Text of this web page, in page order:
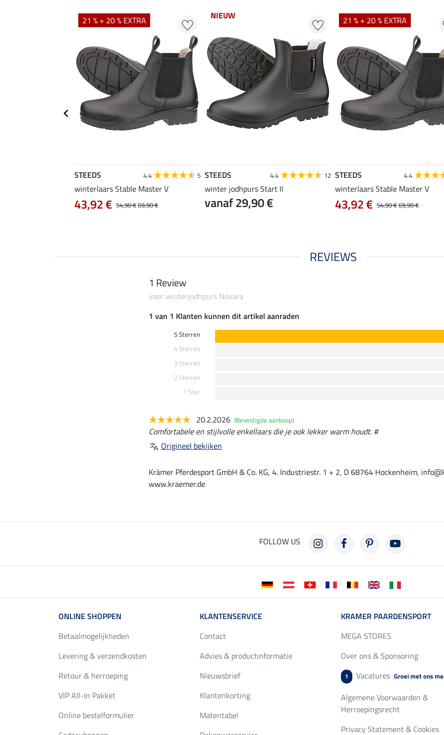
21 % + 20 % EXTRA
STEEDS 4.4 5
winterlaars Stable Master V
54,90 €69,90 €
43,92 €
NIEUW
STEEDS 4.4 12
winter jodhpurs Start II
vanaf 29,90 €
21 % + 20 % EXTRA
STEEDS 4.4
winterlaars Stable Master V
54,90 €69,90 €
43,92 €
REVIEWS
1 Review
voor winterjodhpurs Novara
1 van 1 Klanten kunnen dit artikel aanraden
5 Sterren
4 Sterren
3 Sterren
2 Sterren
1 Ster
20.2.2026 (Bevestigde aankoop)
Comfortabele en stijlvolle enkellaars die je ook lekker warm houdt. #
Origineel bekijken
Krämer Pferdesport GmbH & Co. KG, 4. Industriestr. 1 + 2, D 68764 Hockenheim,
www.kraemer.de
FOLLOW US
ONLINE SHOPPEN
Betaalmogelijkheden
Levering & verzendkosten
Retour & herroeping
VIP All-In Pakket
Online bestelformulier
KLANTENSERVICE
Contact
Advies & productinformatie
Nieuwsbrief
Klantenkorting
Matentabel
KRAMER PAARDENSPORT
MEGA STORES
Over ons & Sponsoring
1 Vacatures Groei met ons
Algemene Voorwaarden &
Herroepingsrecht
Privacy Statement & Cookies